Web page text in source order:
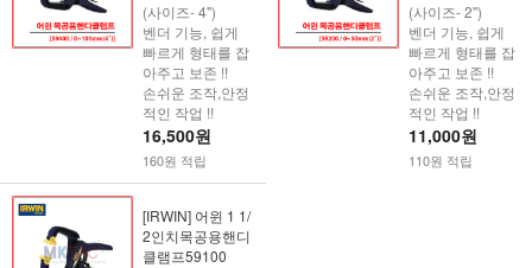
(사이즈- 4")
벤더 기능, 쉽게
빠르게 형태를 잡
아주고 보존 !!
손쉬운 조작,안정
적인 작업 !!
16,500원
160원 적립
(사이즈- 2")
벤더 기능, 쉽게
빠르게 형태를 잡
아주고 보존 !!
손쉬운 조작,안정
적인 작업 !!
11,000원
110원 적립
[IRWIN] 어윈 1 1/
2인치목공용핸디
클램프59100